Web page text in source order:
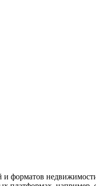
форматов недвижимости